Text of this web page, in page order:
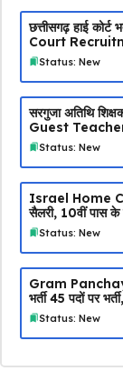
छत्तीसगढ़ हाई
Court
Status: New
सरगुजा अतिथि
Guest
Status: New
Israel Home
सैलरी, 10वीं पास के
Status: New
Gram
भर्ती 45 पदों पर
Status: New